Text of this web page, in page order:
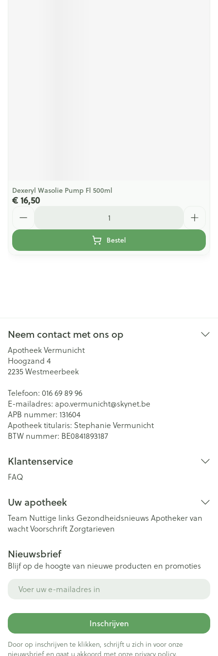
Dexeryl Wasolie Pump Fl 500ml
€ 16,50
Bestel
Neem contact met ons op
Apotheek Vermunicht
Hoogzand 4
2235Westmeerbeek
Telefoon: 016 69 89 96
E-mailadres: apo.vermunicht@skynet.be
APB nummer: 131604
Apotheek titularis: Stephanie Vermunicht
BTW nummer: BE0841893187
Klantenservice
FAQ
Uw apotheek
Team Nuttige links Gezondheidsnieuws Apotheker van
wachtVoorschriftZorgtarieven
Nieuwsbrief
Blijf op de hoogte van nieuwe producten en promoties
Inschrijven
Door op inschrijven te klikken, schrijft u zich in voor onze
nieuwsbrief en gaat u akkoord met onze privacy policy.